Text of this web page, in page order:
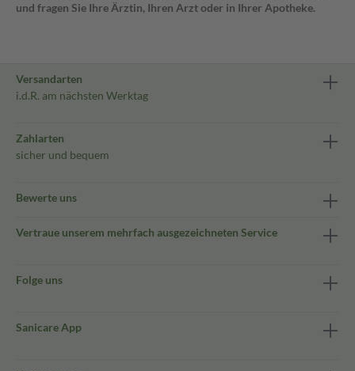
und fragen Sie Ihre Ärztin, Ihren Arzt oder in Ihrer Apotheke.
Versandarten
i.d.R. am nächsten Werktag
Zahlarten
sicher und bequem
Bewerte uns
Vertraue unserem mehrfach ausgezeichneten Service
Folge uns
Sanicare App